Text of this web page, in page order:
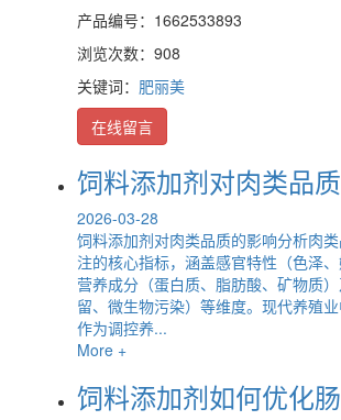
产品编号：1662533893
浏览次数：908
关键词： 肥丽美
在线留言
饲料添加剂对肉类品
2026-03-28
饲料添加剂对肉类品质的影响分析肉
注的核心指标，涵盖感官特性（色泽、
营养成分（蛋白质、脂肪酸、矿物质
留、微生物污染）等维度。现代养殖
作为调控养...
More +
饲料添加剂如何优化